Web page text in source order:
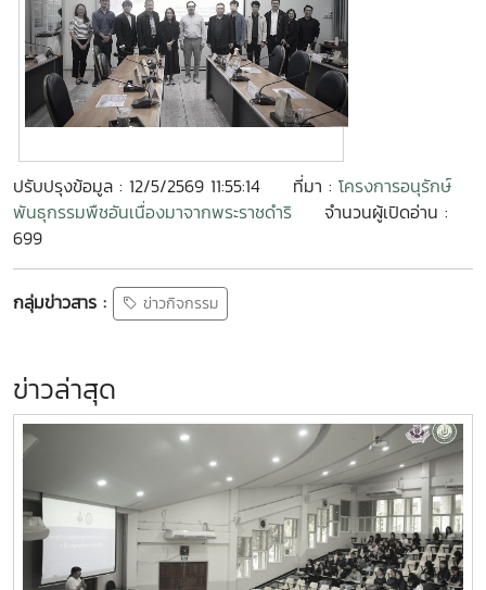
ปรับปรุงข้อมูล : 12/5/2569 11:55:14 ที่มา : โครงการอนุรักษ์
พันธุกรรมพืชอันเนื่องมาจากพระราชดำริ
จำนวนผู้เปิดอ่าน :
699
กลุ่มข่าวสาร : ข่าวกิจกรรม
ข่าวล่าสุด